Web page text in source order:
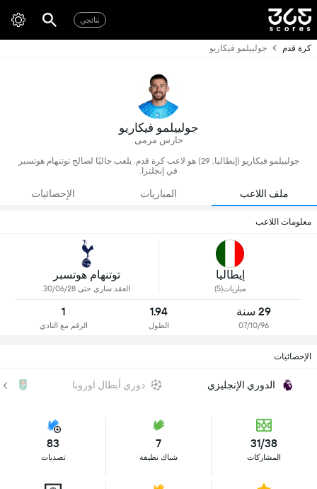
نتائجي
كرة قدم جولييلمو فيكاريو
جولييلمو فيكاريو
حارس مرمى
جولييلمو فيكاريو (إيطاليا, 29) هو لاعب كرة قدم, يلعب حاليًا لصالح توتنهام هوتسبر
في إنجلترا.
ملف اللاعب المباريات الإحصائيات
معلومات اللاعب
إيطاليا
مباريات(5)
توتنهام هوتسبر
العقد ساري حتى 30/06/28
29 سنة
07/10/96
1.94
الطول
1
الرقم مع النادي
الإحصائيات
الدوري الإنجليزي دوري أبطال اوروبا
31/38
المشاركات
7
شباك نظيفة
83
تصديات